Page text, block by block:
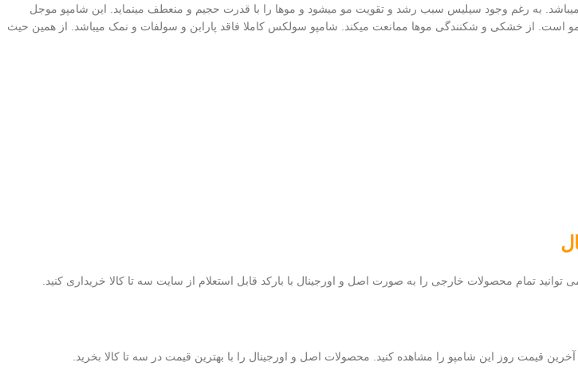
ضعیف و نازک میباشد. به رغم وجود سیلیس سبب رشد و تقویت مو میشود و موها را با قدرت حجیم و منعطف مینماید. این شامپو موجل
است. از خشکی و شکنندگی موها ممانعت میکند. شامپو سولکس کاملا فاقد پارابن و سولفات و نمک میباشد. از همین حیث
تمام محصولات خارجی را به صورت اصل و اورجینال با بارکد قابل استعلام از سایت سه تا کالا خریداری کنید.
قیمت روز این شامپو را مشاهده کنید. محصولات اصل و اورجینال را با بهترین قیمت در سه تا کالا بخرید.